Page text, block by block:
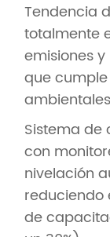
Tendencia
totalmente
emisiones
que
Sistema de
con
nivelación
de